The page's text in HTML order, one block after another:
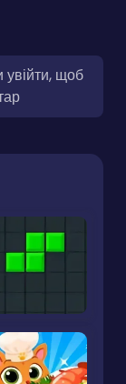
увійти, щоб